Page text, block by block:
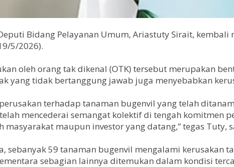
Bidang Pelayanan Umum, Ariastuty Sirait,
5/2026).
oleh orang tak dikenal (OTK) tersebut merupakan
yang tidak bertanggung jawab juga menyebabkan
terhadap tanaman bugenvil yang telah
mencederai semangat kolektif di tengah komitmen
maupun investor yang datang,” tegas Tuty,
sebanyak 59 tanaman bugenvil mengalami kerusakan
sebagian lainnya ditemukan dalam kondisi